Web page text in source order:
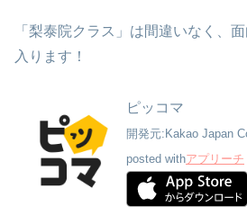
「梨泰院クラス」は間違いなく、
入ります！
ピッコマ
開発元:Kakao Japan
posted withアプリーチ